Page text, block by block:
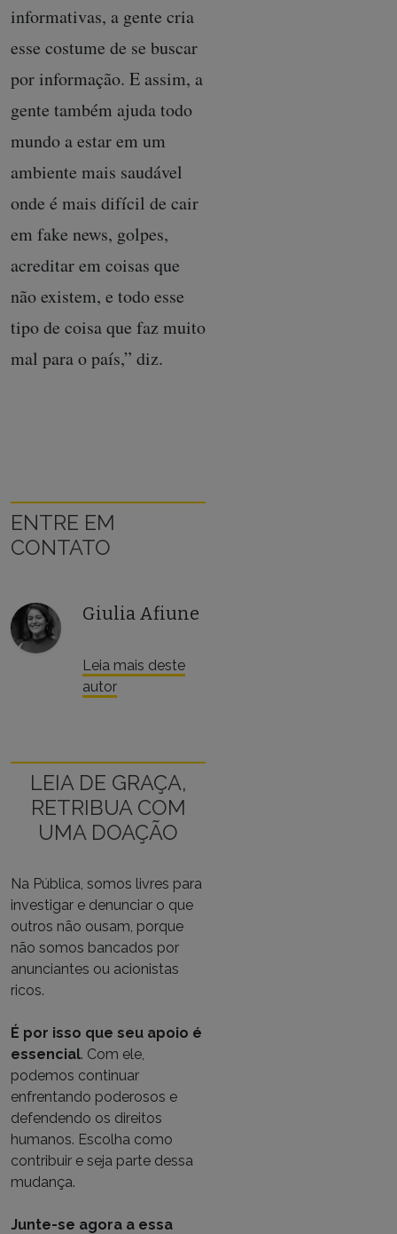
informativas, a gente cria
esse costume de se buscar
por informação. E assim, a
gente também ajuda todo
mundo a estar em um
ambiente mais saudável
onde é mais difícil de cair
em fake news, golpes,
acreditar em coisas que
não existem, e todo esse
tipo de coisa que faz muito
mal para o país,” diz.
ENTRE EM
CONTATO
Giulia Afiune
Leia mais deste
autor
LEIA DE GRAÇA,
RETRIBUA COM
UMA DOAÇÃO
Na Pública, somos livres para
investigar e denunciar o que
outros não ousam, porque
não somos bancados por
anunciantes ou acionistas
ricos.
É por isso que seu apoio é
essencial. Com ele,
podemos continuar
enfrentando poderosos e
defendendo os direitos
humanos. Escolha como
contribuir e seja parte dessa
mudança.
Junte-se agora a essa